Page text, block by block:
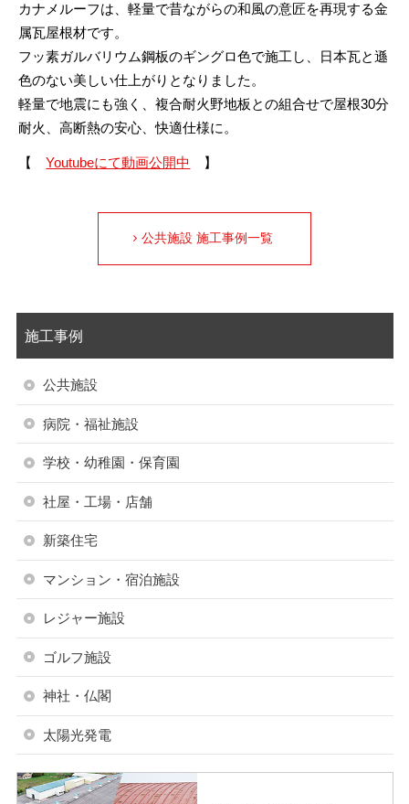
カナメルーフは、軽量で昔ながらの和風の意匠を再現する金
属瓦屋根材です。
フッ素ガルバリウム鋼板のギングロ色で施工し、日本瓦と遜
色のない美しい仕上がりとなりました。
軽量で地震にも強く、複合耐火野地板との組合せで屋根30分
耐火、高断熱の安心、快適仕様に。
【Youtubeにて動画公開中 】
公共施設 施工事例一覧
施工事例
公共施設
病院・福祉施設
学校・幼稚園・保育園
社屋・工場・店舗
新築住宅
マンション・宿泊施設
レジャー施設
ゴルフ施設
神社・仏閣
太陽光発電